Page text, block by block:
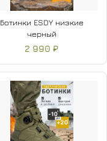
Ботинки ESDY низкие
черный
2 990 ₽